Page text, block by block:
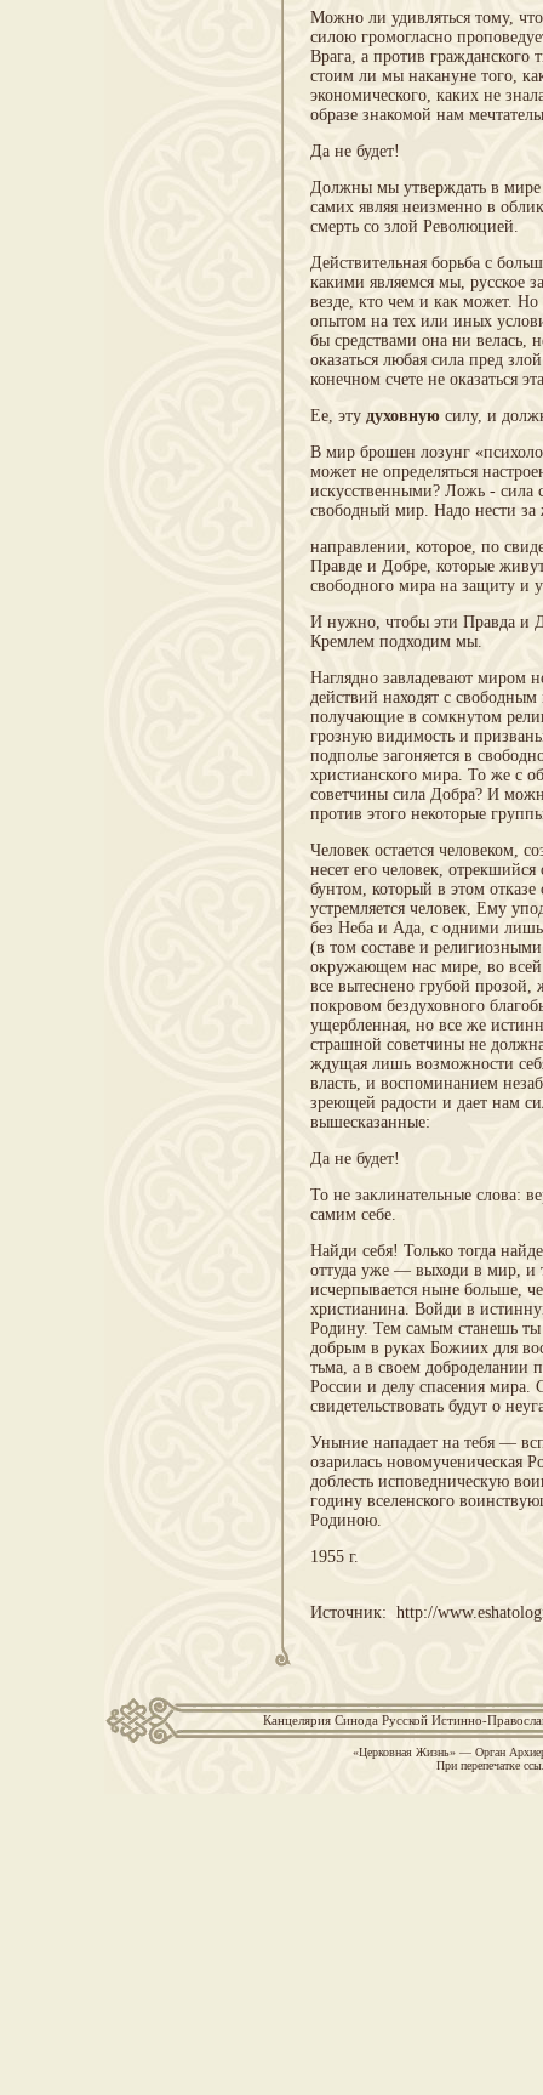
Можно ли удивляться тому,
силою громогласно
Врага, а против гражданского
стоим ли мы накануне того,
экономического, каких не
образе знакомой нам
Да не будет!
Должны мы утверждать в мире
самих являя неизменно в
смерть со злой Революцией.
Действительная борьба с
какими являемся мы, русское
везде, кто чем и как может.
опытом на тех или иных
бы средствами она ни велась,
оказаться любая сила пред
конечном счете не оказаться
Ее, эту духовную силу, и
В мир брошен лозунг
может не определяться
искусственными? Ложь - сила
свободный мир. Надо нести за
направлении, которое, по
Правде и Добре, которые
свободного мира на защиту и
И нужно, чтобы эти Правда и
Кремлем подходим мы.
Наглядно завладевают миром
действий находят с
получающие в сомкнутом
грозную видимость и
подполье загоняется в
христианского мира. То же с
советчины сила Добра? И
против этого некоторые
Человек остается человеком,
несет его человек,
бунтом, который в этом
устремляется человек, Ему
без Неба и Ада, с одними
(в том составе и
окружающем нас мире, во всей
все вытеснено грубой прозой,
покровом бездуховного
ущербленная, но все же
страшной советчины не
ждущая лишь возможности
власть, и воспоминанием
зреющей радости и дает нам
вышесказанные:
Да не будет!
То не заклинательные слова:
самим себе.
Найди себя! Только тогда
оттуда уже — выходи в мир, и
исчерпывается ныне больше,
христианина. Войди в
Родину. Тем самым станешь ты
добрым в руках Божиих для
тьма, а в своем доброделании
России и делу спасения мира.
свидетельствовать будут о
Уныние нападает на тебя —
озарилась новомученическая
доблесть исповедническую
годину вселенского
Родиною.
1955 г.
Источник: http://
Канцелярия Синода Русской Истинно-
«Церковная Жизнь» — Орган
При перепечатке